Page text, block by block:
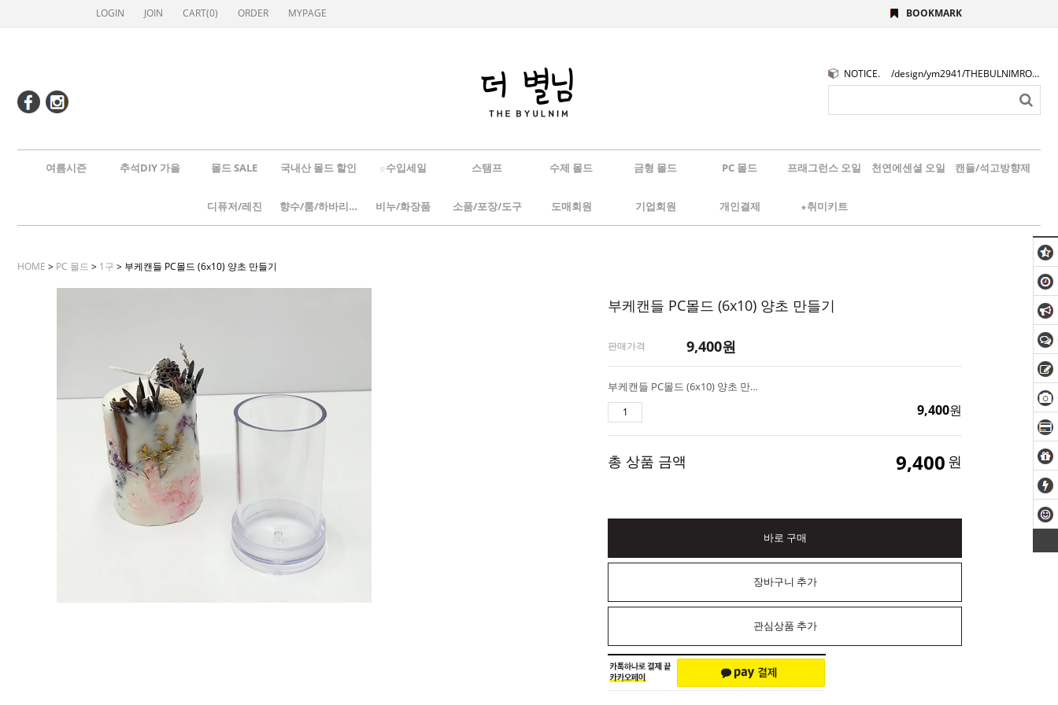
LOGIN JOIN CART(0) ORDER MYPAGE BOOKMARK
NOTICE. /design/ym2941/THEBULNIMROGO.png
여름시즌 추석DIY 가을 몰드 SALE 국내산 몰드 할인 ☆수입세일 스탬프 수제 몰드 금형 몰드 PC 몰드 프래그런스 오일 천연에센셜 오일 캔들/석고방향제
디퓨저/레진 향수/룸/하바리움 비누/화장품 소품/포장/도구 도매회원 기업회원 개인결제 ★취미키트
HOME > PC 몰드 > 1구 > 부케캔들 PC몰드 (6x10) 양초 만들기
부케캔들 PC몰드 (6x10) 양초 만들기
판매가격 9,400원
부케캔들 PC몰드 (6x10) 양초 만들기
9,400원
총 상품 금액 9,400 원
바로 구매
장바구니 추가
관심상품 추가